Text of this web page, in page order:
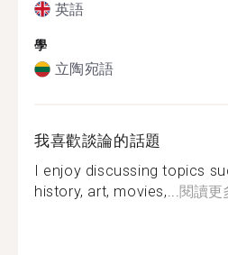
英語
學
立陶宛語
我喜歡談論的話題
I enjoy discussing topics
history, art, movies,...閱讀更